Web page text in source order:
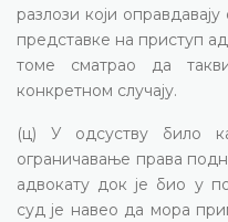
разлози који
представке на приступ
томе сматрао да
конкретном случају.
(ц) У одсуству било
ограничавање права
адвокату док је био у
суд је навео да мора